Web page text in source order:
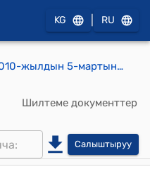
KG RU
КР Өкмөтүнүн 2010-жылдын 5-мартындагы №128 "Кыргыз Республикасынын Экономикалык тескөө министрлигинин алдындагы Аккредитациялоо борбору жөнүндө" токтому
Шилтеме документтер
Салыштыруу